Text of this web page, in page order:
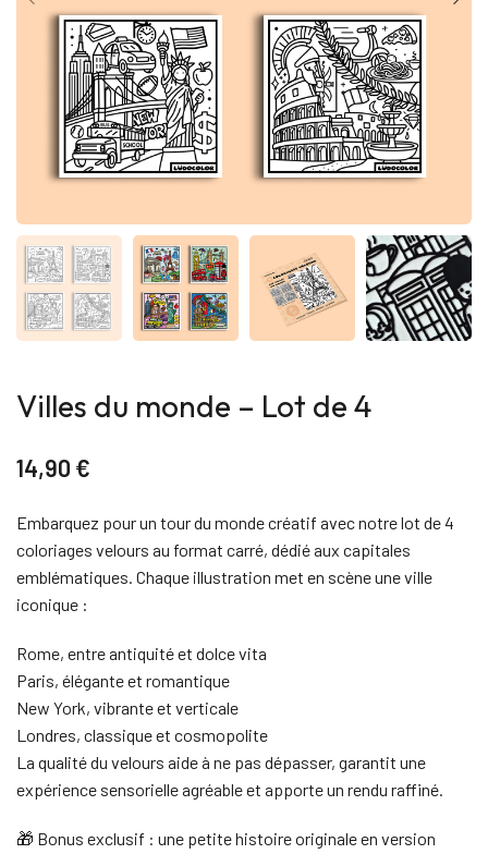
Villes du monde – Lot de 4
14,90 €
Embarquez pour un tour du monde créatif avec notre lot de 4
coloriages velours au format carré, dédié aux capitales
emblématiques. Chaque illustration met en scène une ville
iconique :
Rome, entre antiquité et dolce vita
Paris, élégante et romantique
New York, vibrante et verticale
Londres, classique et cosmopolite
La qualité du velours aide à ne pas dépasser, garantit une
expérience sensorielle agréable et apporte un rendu raffiné.
🎁 Bonus exclusif : une petite histoire originale en version